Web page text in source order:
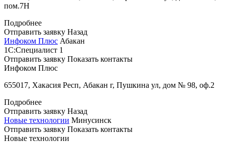
пом.7Н
Подробнее
Отправить заявку Назад
Инфоком Плюс Абакан
1С:Специалист 1
Отправить заявку Показать контакты
Инфоком Плюс
655017, Хакасия Респ, Абакан г, Пушкина ул, дом № 98, оф.2
Подробнее
Отправить заявку Назад
Новые технологии Минусинск
Отправить заявку Показать контакты
Новые технологии